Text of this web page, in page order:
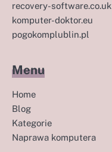
recovery-software.co.uk
komputer-doktor.eu
pogokomplublin.pl
Menu
Home
Blog
Kategorie
Naprawa komputera